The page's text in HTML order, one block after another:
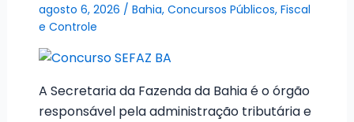
agosto 6, 2026 / Bahia, Concursos Públicos, Fiscal
e Controle
A Secretaria da Fazenda da Bahia é o órgão
responsável pela administração tributária e